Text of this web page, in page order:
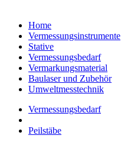
Home
Vermessungsinstrumente
Stative
Vermessungsbedarf
Vermarkungsmaterial
Baulaser und Zubehör
Umweltmesstechnik
Vermessungsbedarf
Peilstäbe